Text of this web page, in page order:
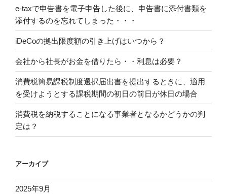
e-taxで申告書を電子申告した後に、申告書に添付書類を
添付するのを忘れてしまった・・・
iDeCoの拠出限度額の引き上げはいつから？
会社から社長がお金を借りたら・・利息は必要？
消費税簡易課税制度選択届出書を提出するときに、適用
を受けようとする課税期間の初日の前日が休日の場合
消費税を納税することになる事業者となるかどうかの判
定は？
アーカイブ
2025年9月